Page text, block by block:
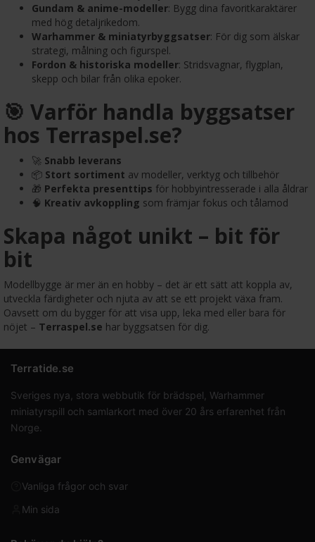
Gundam & anime-modeller: Bygg dina favoritkaraktärer
med hög detaljrikedom.
Warhammer & miniatyrbyggsatser: För dig som älskar
strategi, målning och figurspel.
Fordon & historiska modeller: Stridsvagnar, flygplan,
skepp och bilar från olika epoker.
🎯 Varför handla byggsatser
hos Terraspel.se?
🚀 Snabb leverans
📦 Stort sortiment av modeller, verktyg och tillbehör
🎁 Perfekta presenttips för hobbyintresserade i alla åldrar
🧠 Kreativ avkoppling som främjar fokus och tålamod
Skapa något unikt – bit för
bit
Modellbygge är mer än en hobby – det är ett sätt att koppla av,
utveckla färdigheter och njuta av att se ett projekt växa fram.
Oavsett om du bygger för att visa upp, leka med eller bara för
nöjet – Terraspel.se har byggsatsen för dig.
Terratide.se
Sveriges nya, stora webbutik för brädspel, Warhammer
miniatyrspill och samlarkort med över 20 års erfarenhet från
Norge.
Genvägar
Vanliga frågor och svar
Min sida